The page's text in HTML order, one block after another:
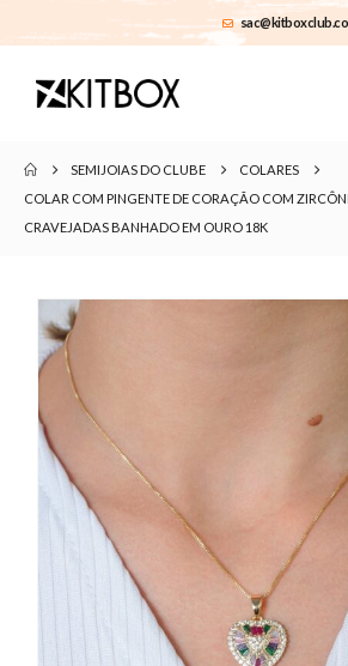
SEMIJOIAS DO CLUBE
COLARES
COLAR COM PINGENTE DE CORAÇÃO COM
CRAVEJADAS BANHADO EM OURO 18K